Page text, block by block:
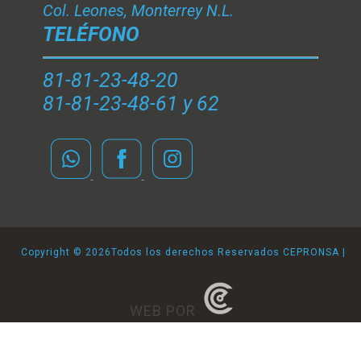
Col. Leones, Monterrey N.L.
TELÉFONO
81-81-23-48-20
81-81-23-48-61 y 62
Copyright © 2026Todos los derechos Reservados CEPRONSA |
WEB POR